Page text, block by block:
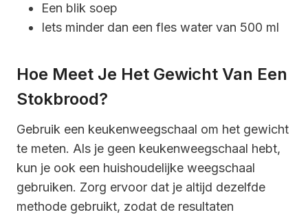
Een blik soep
Iets minder dan een fles water van 500 ml
Hoe Meet Je Het Gewicht Van Een
Stokbrood?
Gebruik een keukenweegschaal om het gewicht
te meten. Als je geen keukenweegschaal hebt,
kun je ook een huishoudelijke weegschaal
gebruiken. Zorg ervoor dat je altijd dezelfde
methode gebruikt, zodat de resultaten